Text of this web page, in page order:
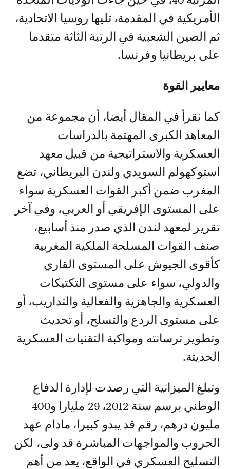
الأمريكية في المقدمة، تليها روسيا الاتحادية،
ثم الصين الشعبية في الرتبة الثاثة متقدما
على بريطانيا وفرنسا.
معايير القوة
كما نقرأ في المقال أيضا، أن مجموعة من
المعاهد الكبرى المهتمة بالدراسات
العسكرية والاستراتيجية من قبيل معهد
استوكهولم السويدي ولندن البريطاني، تضع
المغرب ضمن أكبر القوات العسكرية سواء
على المستوى الإفريقي أو العربي، وفي آخر
تقرير لمعهد لندن الذي صدر منذ أسابيع،
صنف القوات المسلحة الملكية المغربية
كأقوى الجيوش على المستوى القاري
والدولي، سواء على مستوى التكتيكات
العسكرية والجاهزية والفعالية والتداريب، أو
على مستوى الردع والتسلح، أو تحديث
وتطوير ترسانته ومواكبة التقنيات العسكرية
الحديثة.
وتبلغ الميزانية التي رصدت لإدارة الدفاع
الوطني برسم سنة 2012، 29 مليارا و400
مليون درهم، رقم قد يبدو كبيرا، مادام عهد
الحروب والمواجهات المباشرة قد ولى، لكن
التسليح العسكري في الواقع، يعد من أهم